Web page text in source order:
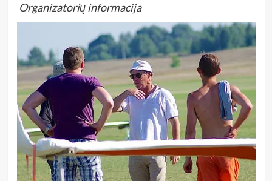
Organizatorių informacija